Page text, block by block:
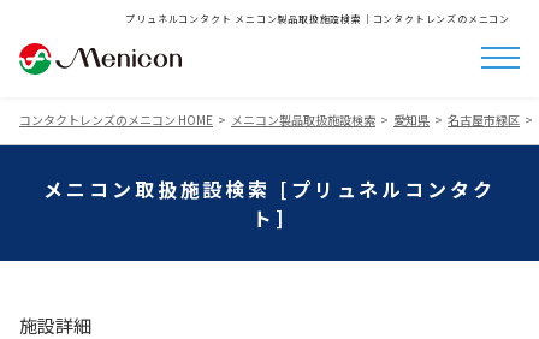
プリュネルコンタクト メニコン製品取扱施設検索│コンタクトレンズのメニコン
コンタクトレンズのメニコン HOME メニコン製品取扱施設検索 愛知県 名古屋市緑区
メニコン取扱施設検索 [プリュネルコンタク
ト]
施設詳細